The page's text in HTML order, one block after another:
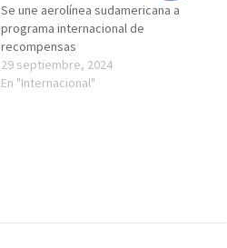
Se une aerolínea sudamericana a
programa internacional de
recompensas
29 septiembre, 2024
En "Internacional"